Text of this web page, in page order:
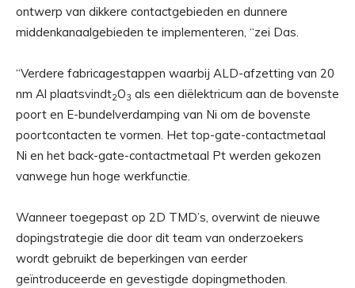
ontwerp van dikkere contactgebieden en dunnere
middenkanaalgebieden te implementeren, “zei Das.
“Verdere fabricagestappen waarbij ALD-afzetting van 20
nm Al plaatsvindt2O3 als een diëlektricum aan de bovenste
poort en E-bundelverdamping van Ni om de bovenste
poortcontacten te vormen. Het top-gate-contactmetaal
Ni en het back-gate-contactmetaal Pt werden gekozen
vanwege hun hoge werkfunctie.
Wanneer toegepast op 2D TMD’s, overwint de nieuwe
dopingstrategie die door dit team van onderzoekers
wordt gebruikt de beperkingen van eerder
geïntroduceerde en gevestigde dopingmethoden.